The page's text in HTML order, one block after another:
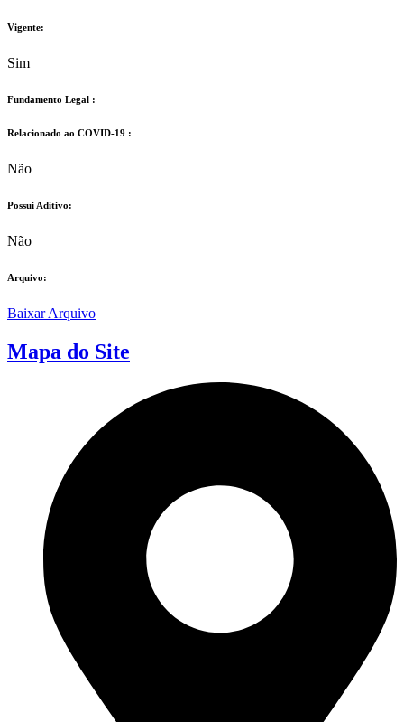
Vigente:
Sim
Fundamento Legal :​
Relacionado ao COVID-19 :​
Não
Possui Aditivo:​
Não
Arquivo:
Baixar Arquivo
Mapa do Site